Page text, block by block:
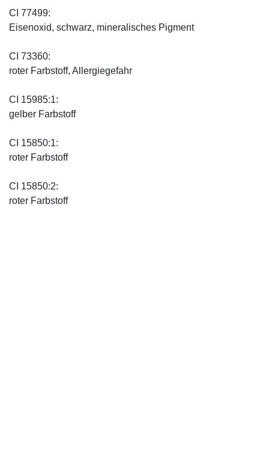
CI 77499:
Eisenoxid, schwarz, mineralisches Pigment
CI 73360:
roter Farbstoff, Allergiegefahr
CI 15985:1:
gelber Farbstoff
CI 15850:1:
roter Farbstoff
CI 15850:2:
roter Farbstoff